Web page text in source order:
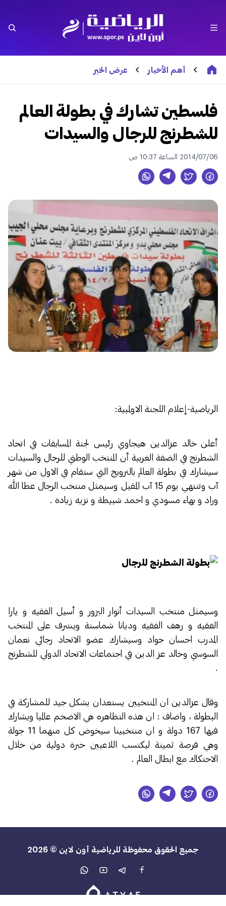
أهم الأخبار عرض الخبر
فلسطين تشارك في بطولة العالم
للشطرنج للرجال والسيدات
2014/07/06 الساعة 10:37 ص
الرياضية-إعلام اللجنة الاولمبية:
أعلن خالد عزالدين هيجاوي رئيس لجنة المسابقات في اتحاد
الشطرنج في الضفة الغربية أن المنتخب الوطني للرجال والسيدات
سيشارك في بطولة العالم بالنرويج التي ستقام في الاول من شهر
آب وتنتهي يوم 15 آب المقبل وسيمثل منتخب الرجال عطا الله
وراد و بهاء مسودي و احمد شبيطة و نزيه زيادة .
وسيمثل منتخب السيدات أنوار البزور و أسيل الفقيه و يارا
الفقيه و رهف الفقيه وديانا شماسنة ويشرف على المنتخب
المدرب احسان جواد وسيشارك عضو الاتحاد رجائي نعمان
السوسي وخالد عز الدين في اجتماعات الاتحاد الدولي للشطرنج
.
وقال عزالدين ان المنتخبين يستعدان بشكل جيد للمشاركة في
البطولة ، واضاف : ان هذه التظاهره هي الاضخم عالميا ويشارك
فيها 167 دولة و ان منتخبينا سيخوض كل منهما 11 جولة
وهي فرصة ثمينة ليكتسب اللاعبين خبرة دولية من خلال
الاحتكاك مع ابطال العالم .
جميع الحقوق محفوظة للرياضية أون لاين © 2026